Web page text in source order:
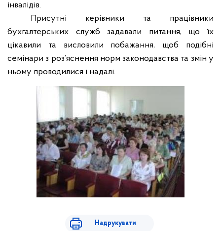
інвалідів.
Присутні керівники та працівники
бухгалтерських служб задавали питання, що їх
цікавили та висловили побажання, щоб подібні
семінари з роз’яснення норм законодавства та змін у
ньому проводилися і надалі.
Надрукувати